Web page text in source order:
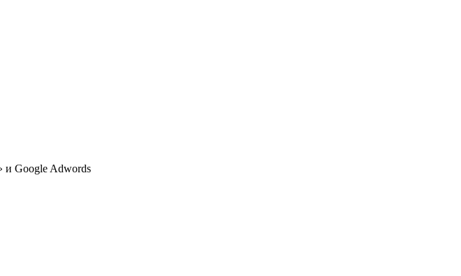
и Google Adwords